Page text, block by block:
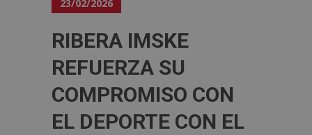
23/02/2026
RIBERA IMSKE
REFUERZA SU
COMPROMISO CON
EL DEPORTE CON EL